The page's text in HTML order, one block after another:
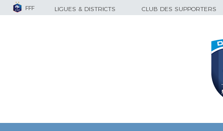
FFF LIGUES & DISTRICTS CLUB DES SUPPORTERS